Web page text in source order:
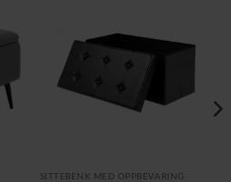
SITTEBENK MED OPPBEVARING